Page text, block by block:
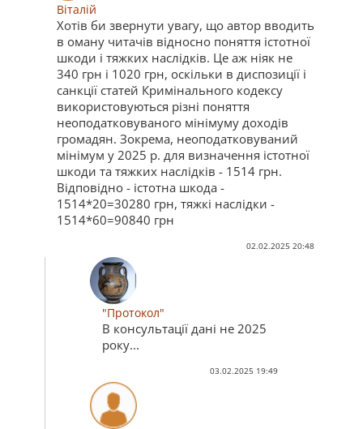
Віталій
Хотів би звернути увагу, що автор вводить
в оману читачів відносно поняття істотної
шкоди і тяжких наслідків. Це аж ніяк не
340 грн і 1020 грн, оскільки в диспозиції і
санкції статей Кримінального кодексу
використовуються різні поняття
неоподатковуваного мінімуму доходів
громадян. Зокрема, неоподатковуваний
мінімум у 2025 р. для визначення істотної
шкоди та тяжких наслідків - 1514 грн.
Відповідно - істотна шкода -
1514*20=30280 грн, тяжкі наслідки -
1514*60=90840 грн
02.02.2025 20:48
"Протокол"
В консультації дані не 2025
року...
03.02.2025 19:49